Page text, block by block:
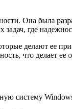
Она была
где
делают ее
что делает
систему